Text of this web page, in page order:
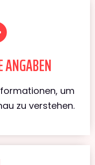
um
zu verstehen.